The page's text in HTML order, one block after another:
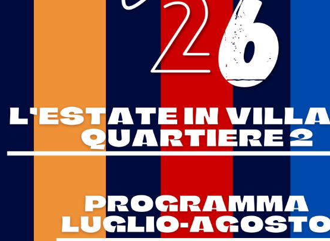
A cura dei missionari comboniani di Firenze
Spettacolo teatrale "Provate in Periferia - Monologo tragicomico con
13 Luglio ore 21.00
Spettacolo teatrale “Un cappello pieno di bugie”
15 Luglio ore 21.00
Proiezione film - "Parthenope" di Paolo Sorrentino
Rassegna Cinema Tascabile